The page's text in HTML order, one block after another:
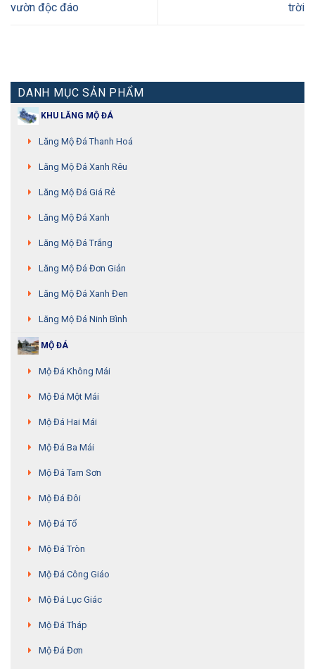
vườn độc đáo
trời
DANH MỤC SẢN PHẨM
KHU LĂNG MỘ ĐÁ
Lăng Mộ Đá Thanh Hoá
Lăng Mộ Đá Xanh Rêu
Lăng Mộ Đá Giá Rẻ
Lăng Mộ Đá Xanh
Lăng Mộ Đá Trắng
Lăng Mộ Đá Đơn Giản
Lăng Mộ Đá Xanh Đen
Lăng Mộ Đá Ninh Bình
MỘ ĐÁ
Mộ Đá Không Mái
Mộ Đá Một Mái
Mộ Đá Hai Mái
Mộ Đá Ba Mái
Mộ Đá Tam Sơn
Mộ Đá Đôi
Mộ Đá Tổ
Mộ Đá Tròn
Mộ Đá Công Giáo
Mộ Đá Lục Giác
Mộ Đá Tháp
Mộ Đá Đơn